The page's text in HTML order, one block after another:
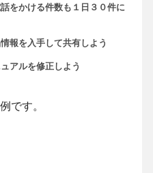
をかける件数も１日３０件に
報を入手して共有しよう
アルを修正しよう
です。